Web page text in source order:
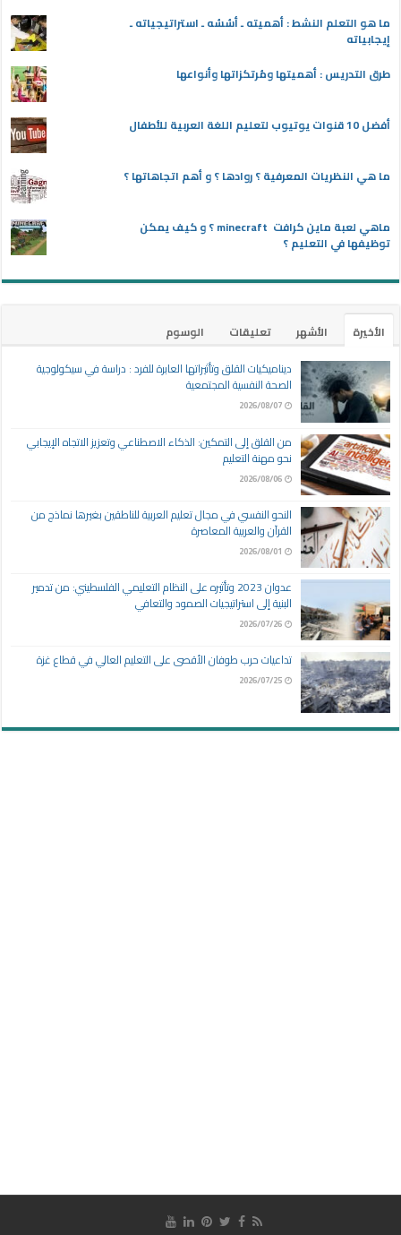
ما هو التعلم النشط : أهميته ـ أسُسُه ـ استراتيجياته ـ
إيجابياته
طرق التدريس : أهميتها ومُرتكزاتها وأنواعها
أفضل 10 قنوات يوتيوب لتعليم اللغة العربية للأطفال
ما هي النظريات المعرفية ؟ روادها ؟ و أهم اتجاهاتها ؟
ماهي لعبة ماين كرافت minecraft ؟ و كيف يمكن
توظيفها في التعليم ؟
الأخيرة الأشهر تعليقات
الوسوم
ديناميكيات القلق وتأثيراتها العابرة للفرد : دراسة في سيكولوجية
الصحة النفسية المجتمعية
2026/08/07
من القلق إلى التمكين: الذكاء الاصطناعي وتعزيز الاتجاه الإيجابي
نحو مهنة التعليم
2026/08/06
النحو النفسي في مجال تعليم العربية للناطقين بغيرها نماذج من
القرآن والعربية المعاصرة
2026/08/01
عدوان 2023 وتأثيره على النظام التعليمي الفلسطيني: من تدمير
البنية إلى استراتيجيات الصمود والتعافي
2026/07/26
تداعيات حرب طوفان الأقصى على التعليم العالي في قطاع غزة
2026/07/25